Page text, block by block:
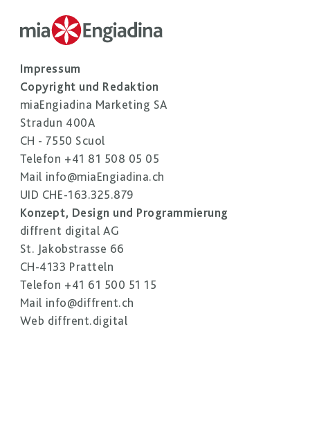
Impressum
Copyright und Redaktion
miaEngiadina Marketing SA
Stradun 400A
CH - 7550 Scuol
Telefon +41 81 508 05 05
Mail info@miaEngiadina.ch
UID CHE-163.325.879
Konzept, Design und Programmierung
diffrent digital AG
St. Jakobstrasse 66
CH-4133 Pratteln
Telefon +41 61 500 51 15
Mail info@diffrent.ch
Web diffrent.digital